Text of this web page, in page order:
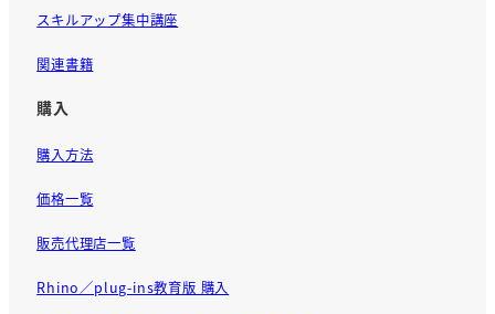
スキルアップ集中講座
関連書籍
購入
購入方法
価格一覧
販売代理店一覧
Rhino／plug-ins教育版 購入